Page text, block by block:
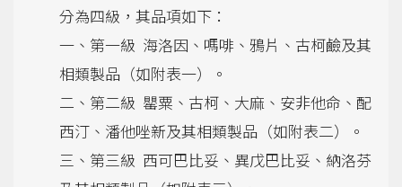
分為四級，其品項如下：
一、第一級 海洛因、嗎啡、鴉片、古柯鹼及其
相類製品（如附表一）。
二、第二級 罌粟、古柯、大麻、安非他命、配
西汀、潘他唑新及其相類製品（如附表二）。
三、第三級 西可巴比妥、異戊巴比妥、納洛芬